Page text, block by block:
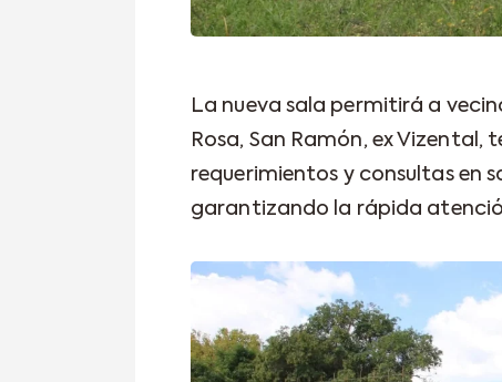
La nueva sala permitirá a
Rosa, San Ramón, ex Vizental,
requerimientos y consultas en
garantizando la rápida